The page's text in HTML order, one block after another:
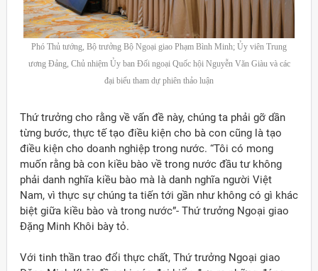
Phó Thủ tướng, Bộ trưởng Bộ Ngoại giao Phạm Bình Minh; Ủy viên Trung
ương Đảng, Chủ nhiệm Ủy ban Đối ngoại Quốc hội Nguyễn Văn Giàu và các
đại biểu tham dự phiên thảo luận
Thứ trưởng cho rằng về vấn đề này, chúng ta phải gỡ dần
từng bước, thực tế tạo điều kiện cho bà con cũng là tạo
điều kiện cho doanh nghiệp trong nước. “Tôi có mong
muốn rằng bà con kiều bào về trong nước đầu tư không
phải danh nghĩa kiều bào mà là danh nghĩa người Việt
Nam, vì thực sự chúng ta tiến tới gần như không có gì khác
biệt giữa kiều bào và trong nước”- Thứ trưởng Ngoại giao
Đặng Minh Khôi bày tỏ.
Với tinh thần trao đổi thực chất, Thứ trưởng Ngoại giao